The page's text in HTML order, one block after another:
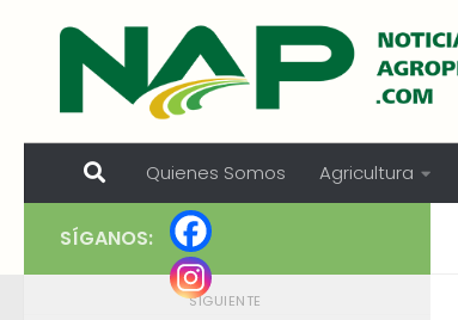
Skip to content
Quienes Somos Agricultura
SÍGANOS:
SIGUIENTE